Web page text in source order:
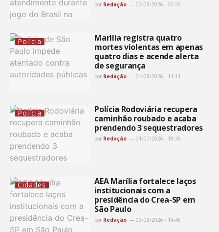
por Redação 03/08/2026 - 20:26
Polícia
Marília registra quatro
mortes violentas em apenas
quatro dias e acende alerta
de segurança
por Redação 04/08/2026 - 11:11
Polícia
Polícia Rodoviária recupera
caminhão roubado e acaba
prendendo 3 sequestradores
por Redação 31/07/2026 - 18:36
Cidades
AEA Marília fortalece laços
institucionais com a
presidência do Crea-SP em
São Paulo
por Redação 03/08/2026 - 14:45